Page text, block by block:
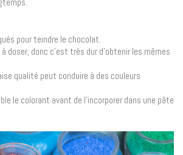
pour teindre le chocolat.
doser, donc c’est très dur d’obtenir les mêmes
qualité peut conduire à des couleurs
le colorant avant de l’incorporer dans une pâte